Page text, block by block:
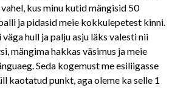
kus minu kutid mängisid 50
ja pidasid meie kokkulepetest kinni.
hull ja palju asju läks valesti nii
mängima hakkas väsimus ja meie
Seda kogemust me esiliigasse
kaotatud punkt, aga oleme ka selle 1